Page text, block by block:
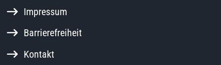
Impressum
Barrierefreiheit
Kontakt